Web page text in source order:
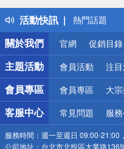
活動快訊
得獎公告
熱門話題
銀行優惠
偏遠地區配送
詐騙網頁！
關於我們
官網 促銷目錄
主題活動 會員活動 注
會員專區 會員專區 大
客服中心 常見問題 服
服務時間： 週一至週日 09:00-21:00
公司地址： 台北市北投區大業路136